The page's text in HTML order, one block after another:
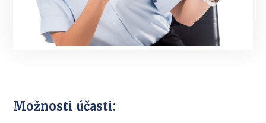
Možnosti účasti: